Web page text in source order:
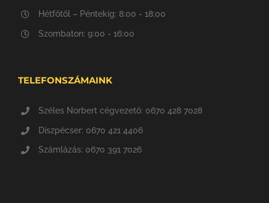
Hétfőtől – Péntekig: 8:00 - 18:00
Szombaton: 9:00 - 16:00
TELEFONSZÁMAINK
Széles Norbert cégvezető: 0670 428 7028
Diszpécser: 0670 421 4406
Számlázás: 0670 391 7026